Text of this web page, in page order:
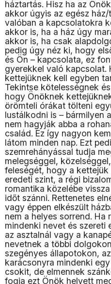
háztartás. Hisz ha az
akkor úgyis az egész
valóban a kapcsolatokra
akkor is, ha a ház úgy
akkor is, ha csak
pedig úgy néz ki, hogy
és Ön – kapcsolata, ez
gyerekkel való kapcsolat.
kettejüknek kell egyben
Tekintse kötelességnek
hogy Önöknek
örömteli órákat tölteni
lustálkodni is – bármilyen
nem hagyják abba a
család. Ez így nagyon
látom minden nap. Ezt
szemrehányással tudja
melegséggel,
feleségét, hogy a
eredeti szint, a régi
romantika közelébe
időt szánni. Rettenetes
vagy éppen elkészült
nem a helyes sorrend. Ha
mindenki nevet és szereti
az asztalnál vagy a
nevetnek a többi
szegényes állapotokon,
karácsonyra mindenki
csokit, de elmennek
fogja ezt Önök helyett